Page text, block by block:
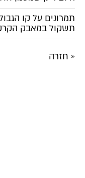
תמרונים על קו
תשקול במאבק
« חזרה